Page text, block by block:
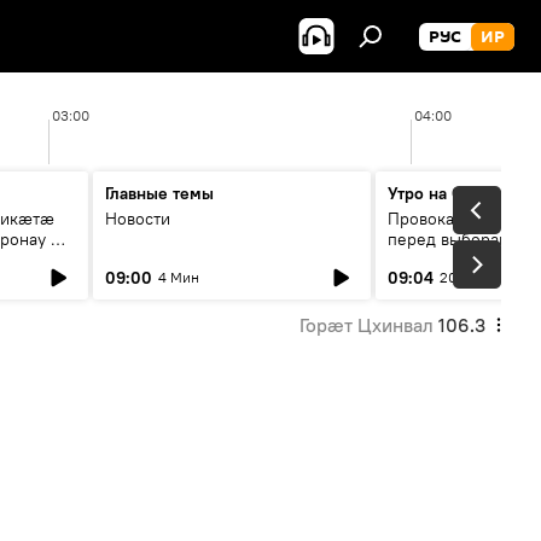
РУС ИР
03:00 04:00
æй
Главные темы
Новости
09:00 4 Мин
Утро на Спутнике
Провокации со
перед выборами в
09:04 20 Мин
Горӕт Цхинвал 106.3